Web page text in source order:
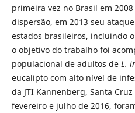
primeira vez no Brasil em
dispersão, em 2013 seu
estados brasileiros, incluindo
o objetivo do trabalho foi
populacional de adultos de L.
eucalipto com alto nível de
da JTI Kannenberg, Santa
fevereiro e julho de 2016,